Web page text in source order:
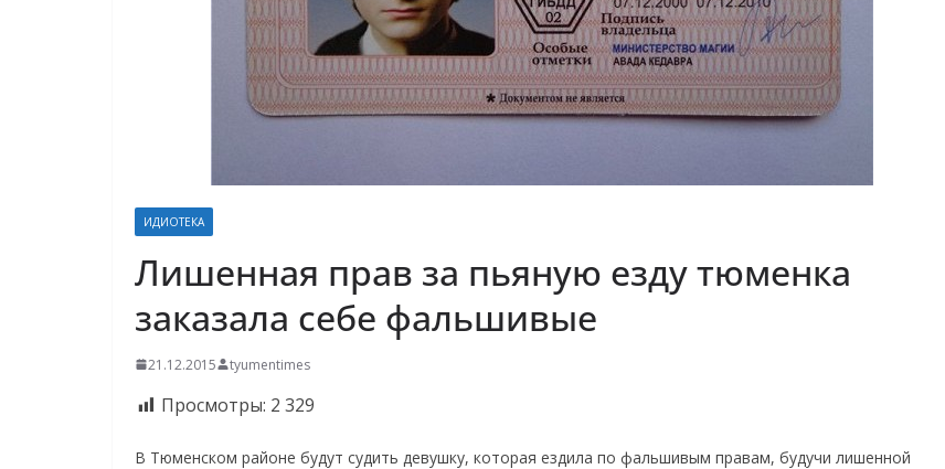
ИДИОТЕКА
Лишенная прав за пьяную езду тюменка
заказала себе фальшивые
21.12.2015 tyumentimes
Просмотры: 2 329
В Тюменском районе будут судить девушку, которая ездила по фальшивым правам, будучи лишенной